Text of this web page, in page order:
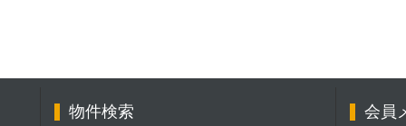
物件検索 会員